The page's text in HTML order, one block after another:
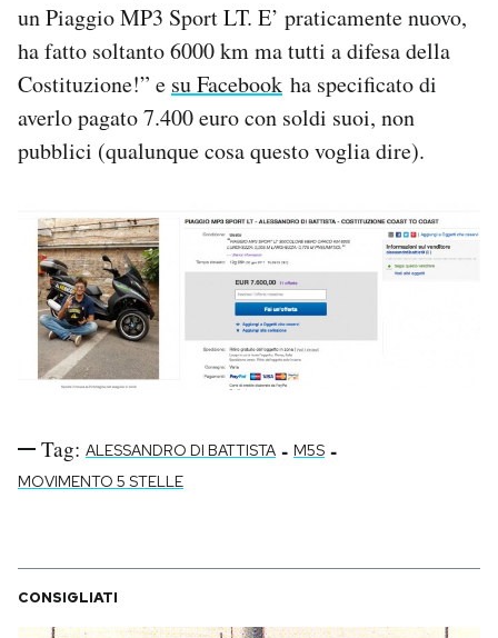
Area Personale
Newsletter
Notifiche mobile
Regala il Post
Hai bisogno di aiuto?
un Piaggio MP3 Sport LT. E’ praticamente nuovo,
ha fatto soltanto 6000 km ma tutti a difesa della
Costituzione!” e su Facebook ha specificato di
averlo pagato 7.400 euro con soldi suoi, non
pubblici (qualunque cosa questo voglia dire).
Tag: ALESSANDRO DI BATTISTA - M5S -
MOVIMENTO 5 STELLE
CONSIGLIATI